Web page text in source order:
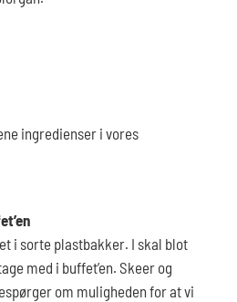
ingredienser i vores
i sorte plastbakker. I skal blot
med i buffet’en. Skeer og
om muligheden for at vi